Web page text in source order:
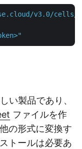
v3.0/cells/
い製品であり、
ファイルを作
の形式に変換す
トールは必要あ